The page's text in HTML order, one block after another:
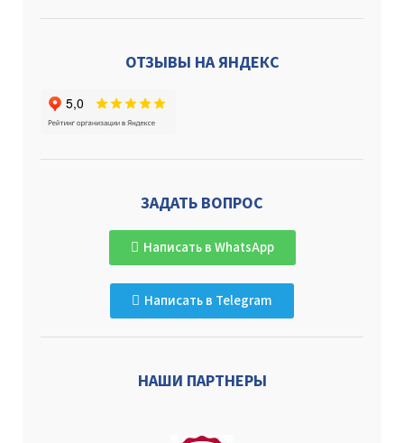
ОТЗЫВЫ НА ЯНДЕКС
ЗАДАТЬ ВОПРОС
Написать в WhatsApp
Написать в Telegram
НАШИ ПАРТНЕРЫ